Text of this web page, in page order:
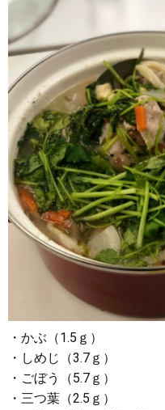
・かぶ（1.5ｇ）
・しめじ（3.7ｇ）
・ごぼう（5.7ｇ）
・三つ葉（2.5ｇ）